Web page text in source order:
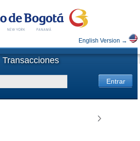
English Version →
Transacciones